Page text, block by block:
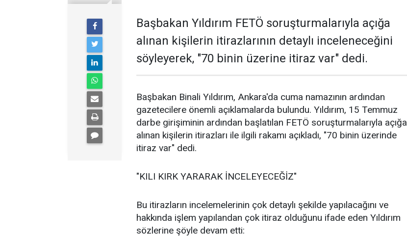
Başbakan Yıldırım FETÖ soruşturmalarıyla açığa
alınan kişilerin itirazlarının detaylı inceleneceğini
söyleyerek, "70 binin üzerine itiraz var" dedi.
Başbakan Binali Yıldırım, Ankara'da cuma namazının ardından
gazetecilere önemli açıklamalarda bulundu. Yıldırım, 15 Temmuz
darbe girişiminin ardından başlatılan FETÖ soruşturmalarıyla açığa
alınan kişilerin itirazları ile ilgili rakamı açıkladı, "70 binin üzerinde
itiraz var" dedi.
"KILI KIRK YARARAK İNCELEYECEĞİZ"
Bu itirazların incelemelerinin çok detaylı şekilde yapılacağını ve
hakkında işlem yapılandan çok itiraz olduğunu ifade eden Yıldırım
sözlerine şöyle devam etti: